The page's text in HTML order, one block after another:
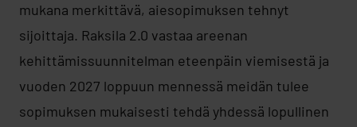
mukana merkittävä, aiesopimuksen tehnyt
sijoittaja. Raksila 2.0 vastaa areenan
kehittämissuunnitelman eteenpäin viemisestä ja
vuoden 2027 loppuun mennessä meidän tulee
sopimuksen mukaisesti tehdä yhdessä lopullinen